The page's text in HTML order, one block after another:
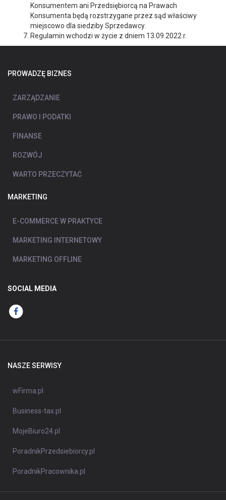
Konsumentem ani Przedsiębiorcą na Prawach
Konsumenta będą rozstrzygane przez sąd właściwy
miejscowo dla siedziby Sprzedawcy.
Regulamin wchodzi w życie z dniem 13.09.2022 r.
PROWADZĘ BIZNES
ZARZĄDZANIE
PRAWO I PODATKI
FINANSE
ROZWÓJ
WARTO PRZECZYTAĆ
MARKETING
E-COMMERCE W PRAKTYCE
MARKETING INTERNETOWY
MARKETING OFFLINE
SOCIAL MEDIA
NASZE SERWISY
wFirma.pl
Business-tax.pl
MojeBiuro24.pl
PoradnikPrzedsiebiorcy.pl
PoradnikPracownika.pl